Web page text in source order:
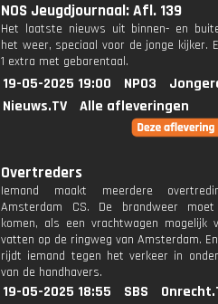
NOS Jeugdjournaal: Afl. 139
Het laatste nieuws uit binnen- en
het weer, speciaal voor de jonge kijker.
1 extra met gebarentaal.
19-05-2025 19:00 NPO3
Nieuws.TV
Alle afleveringen
Overtreders
Iemand maakt meerdere
Amsterdam CS. De brandweer
komen, als een vrachtwagen mogelijk
vatten op de ringweg van Amsterdam.
rijdt iemand tegen het verkeer in
van de handhavers.
19-05-2025 18:55 SBS